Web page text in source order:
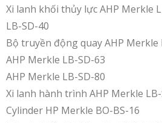
Xi lanh khối thủy lực AHP Merkle
LB-SD-40
Bộ truyền động quay AHP Merkle
AHP Merkle LB-SD-63
AHP Merkle LB-SD-80
Xi lanh hành trình AHP Merkle
Cylinder HP Merkle BO-BS-16